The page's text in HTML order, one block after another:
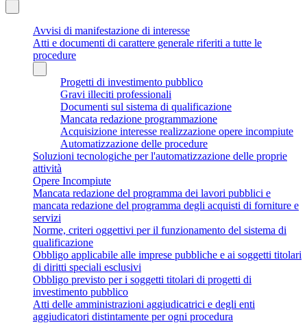
Avvisi di manifestazione di interesse
Atti e documenti di carattere generale riferiti a tutte le
procedure
Progetti di investimento pubblico
Gravi illeciti professionali
Documenti sul sistema di qualificazione
Mancata redazione programmazione
Acquisizione interesse realizzazione opere incompiute
Automatizzazione delle procedure
Soluzioni tecnologiche per l'automatizzazione delle proprie
attività
Opere Incompiute
Mancata redazione del programma dei lavori pubblici e
mancata redazione del programma degli acquisti di forniture e
servizi
Norme, criteri oggettivi per il funzionamento del sistema di
qualificazione
Obbligo applicabile alle imprese pubbliche e ai soggetti titolari
di diritti speciali esclusivi
Obbligo previsto per i soggetti titolari di progetti di
investimento pubblico
Atti delle amministrazioni aggiudicatrici e degli enti
aggiudicatori distintamente per ogni procedura